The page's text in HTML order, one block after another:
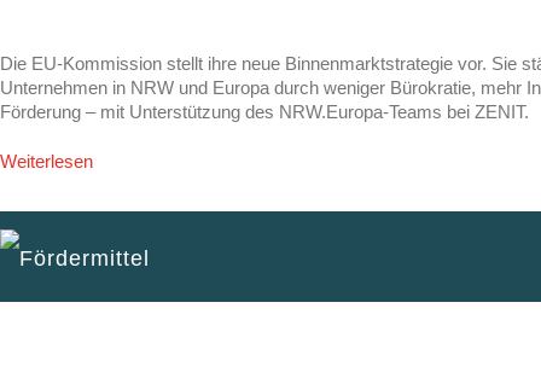
Die EU-Kommission stellt ihre neue Binnenmarktstrategie vor. Sie
Unternehmen in NRW und Europa durch weniger Bürokratie, mehr
Förderung – mit Unterstützung des NRW.Europa-Teams bei ZENIT.
Weiterlesen
Fördermittel